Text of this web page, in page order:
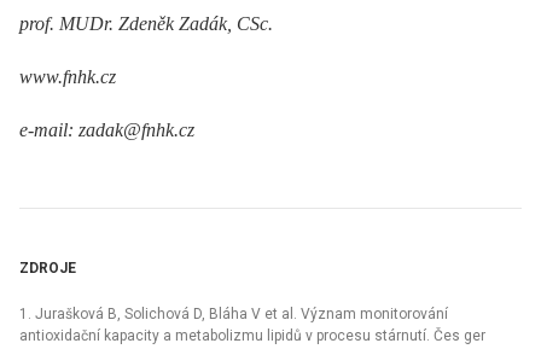
prof. MUDr. Zdeněk Zadák, CSc.
www.fnhk.cz
e‑mail: zadak@fnhk.cz
ZDROJE
1. Jurašková B, Solichová D, Bláha V et al. Význam monitorování
antioxidační kapacity a metabolizmu lipidů v procesu stárnutí. Čes ger